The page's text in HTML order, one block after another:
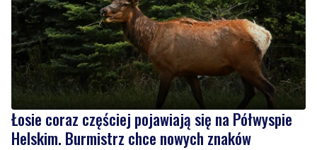
Łosie coraz częściej pojawiają się na Półwyspie
Helskim. Burmistrz chce nowych znaków
drogowych